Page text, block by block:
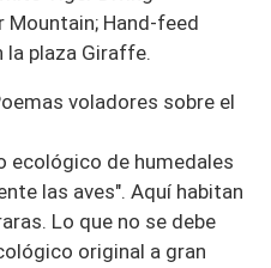
Hand-feed
la plaza Giraffe.
voladores sobre el
ecológico de humedales
las aves". Aquí habitan
Lo que no se debe
original a gran